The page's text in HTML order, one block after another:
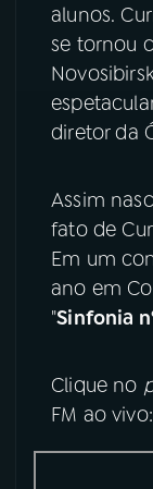
ACOMPANHE A
YouTube
TikTok
alunos.
se tornou
diretor da
Assim
fato de
Em um
ano em
"Sinfonia
Clique no
FM ao vivo: